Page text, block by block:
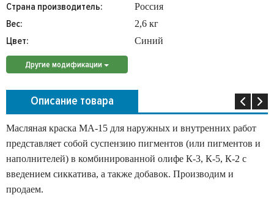
Страна производитель: Россия
Вес: 2,6 кг
Цвет: Синий
Другие модификации
Описание товара
Масляная краска МА-15 для наружных и внутренних работ
представляет собой суспензию пигментов (или пигментов и
наполнителей) в комбинированной олифе К-3, К-5, К-2 с
введением сиккатива, а также добавок. Производим и
продаем.